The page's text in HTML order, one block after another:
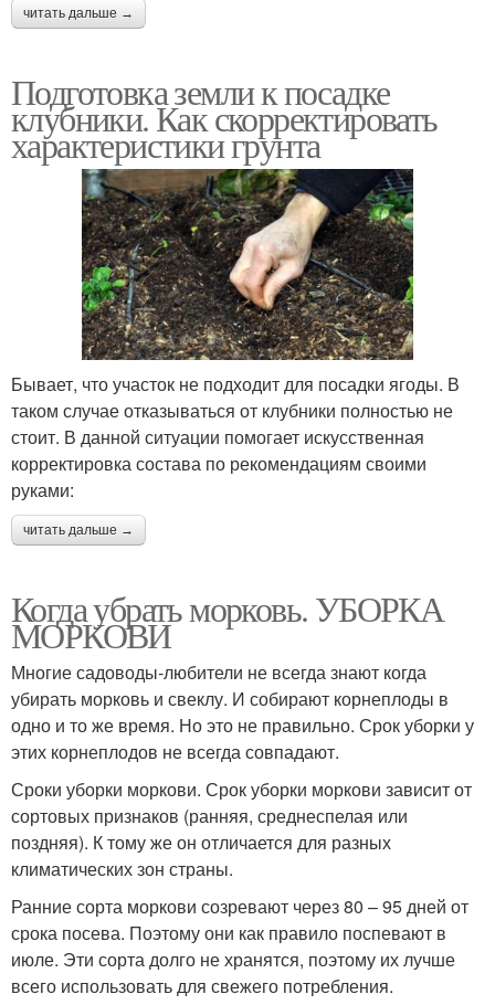
читать дальше →
Подготовка земли к посадке
клубники. Как скорректировать
характеристики грунта
Бывает, что участок не подходит для посадки ягоды. В
таком случае отказываться от клубники полностью не
стоит. В данной ситуации помогает искусственная
корректировка состава по рекомендациям своими
руками:
читать дальше →
Когда убрать морковь. УБОРКА
МОРКОВИ
Многие садоводы-любители не всегда знают когда
убирать морковь и свеклу. И собирают корнеплоды в
одно и то же время. Но это не правильно. Срок уборки у
этих корнеплодов не всегда совпадают.
Сроки уборки моркови. Срок уборки моркови зависит от
сортовых признаков (ранняя, среднеспелая или
поздняя). К тому же он отличается для разных
климатических зон страны.
Ранние сорта моркови созревают через 80 – 95 дней от
срока посева. Поэтому они как правило поспевают в
июле. Эти сорта долго не хранятся, поэтому их лучше
всего использовать для свежего потребления.